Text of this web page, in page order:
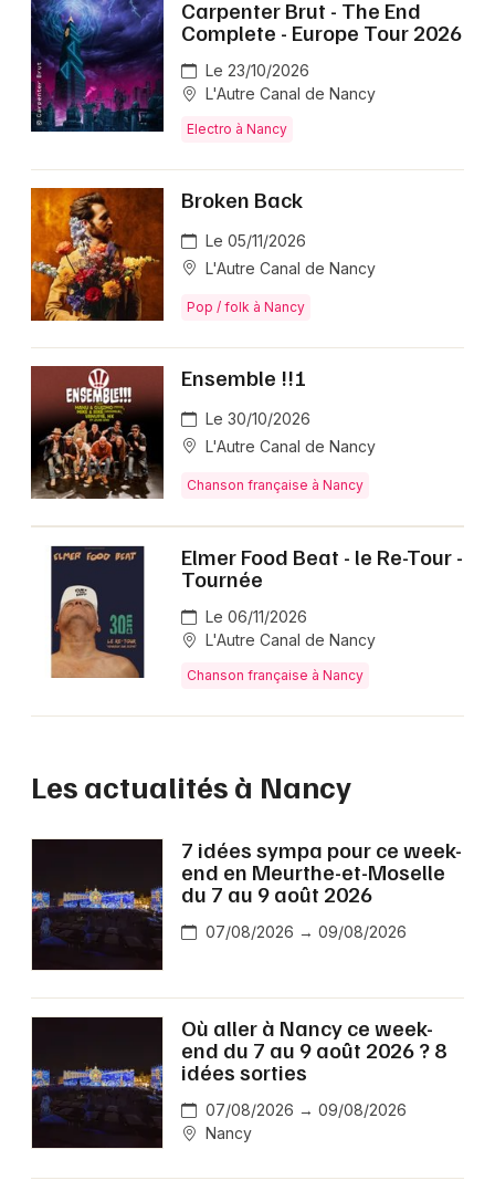
Carpenter Brut - The End
Complete - Europe Tour 2026
Le 23/10/2026
L'Autre Canal de Nancy
Electro à Nancy
Broken Back
Le 05/11/2026
L'Autre Canal de Nancy
Pop / folk à Nancy
Ensemble !!!
Le 30/10/2026
L'Autre Canal de Nancy
Chanson française à Nancy
Elmer Food Beat - le Re-Tour -
Tournée
Le 06/11/2026
L'Autre Canal de Nancy
Chanson française à Nancy
Les actualités à Nancy
7 idées sympa pour ce week-
end en Meurthe-et-Moselle
du 7 au 9 août 2026
07/08/2026 → 09/08/2026
Où aller à Nancy ce week-
end du 7 au 9 août 2026 ? 8
idées sorties
07/08/2026 → 09/08/2026
Nancy